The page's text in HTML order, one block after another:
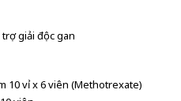
giải độc gan
10 vỉ x 6 viên (Methotrexate)